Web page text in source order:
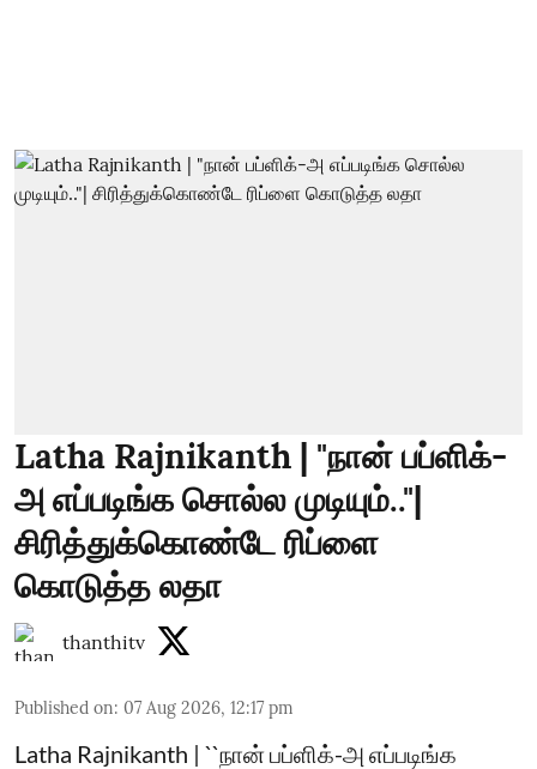
Latha Rajnikanth | "நான் பப்ளிக்-
அ எப்படிங்க சொல்ல முடியும்.."|
சிரித்துக்கொண்டே ரிப்ளை
கொடுத்த லதா
thanthitv
Published on: 07 Aug 2026, 12:17 pm
Latha Rajnikanth | ``நான் பப்ளிக்-அ எப்படிங்க